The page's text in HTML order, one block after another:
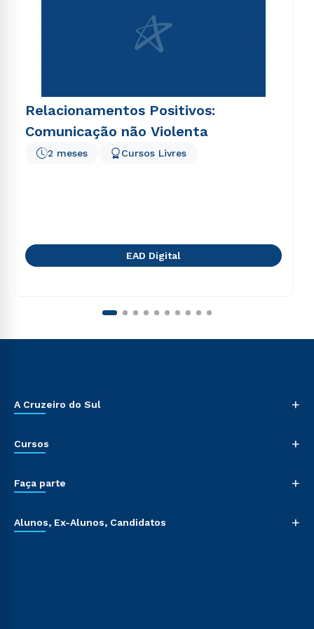
Relacionamentos Positivos:
Comunicação não Violenta
2 meses Cursos Livres
EAD Digital
A Cruzeiro do Sul +
Cursos +
Faça parte +
Alunos, Ex-Alunos, Candidatos +